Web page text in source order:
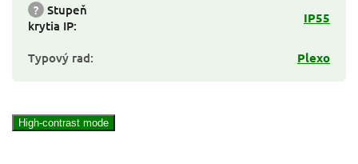
? Stupeň
krytia IP: IP55
Typový rad: Plexo
High-contrast mode